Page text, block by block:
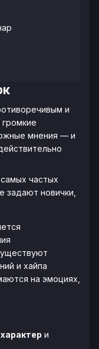
и
мнения — и
частых
задают новички,
и хайпа
на эмоциях,
и